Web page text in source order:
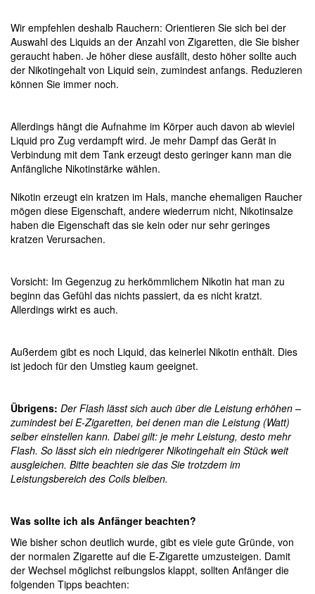
Wir empfehlen deshalb Rauchern: Orientieren Sie sich bei der
Auswahl des Liquids an der Anzahl von Zigaretten, die Sie bisher
geraucht haben. Je höher diese ausfällt, desto höher sollte auch
der Nikotingehalt von Liquid sein, zumindest anfangs. Reduzieren
können Sie immer noch.
Allerdings hängt die Aufnahme im Körper auch davon ab wieviel
Liquid pro Zug verdampft wird. Je mehr Dampf das Gerät in
Verbindung mit dem Tank erzeugt desto geringer kann man die
Anfängliche Nikotinstärke wählen.
Nikotin erzeugt ein kratzen im Hals, manche ehemaligen Raucher
mögen diese Eigenschaft, andere wiederrum nicht, Nikotinsalze
haben die Eigenschaft das sie kein oder nur sehr geringes
kratzen Verursachen.
Vorsicht: Im Gegenzug zu herkömmlichem Nikotin hat man zu
beginn das Gefühl das nichts passiert, da es nicht kratzt.
Allerdings wirkt es auch.
Außerdem gibt es noch Liquid, das keinerlei Nikotin enthält. Dies
ist jedoch für den Umstieg kaum geeignet.
Übrigens: Der Flash lässt sich auch über die Leistung erhöhen –
zumindest bei E-Zigaretten, bei denen man die Leistung (Watt)
selber einstellen kann. Dabei gilt: je mehr Leistung, desto mehr
Flash. So lässt sich ein niedrigerer Nikotingehalt ein Stück weit
ausgleichen. Bitte beachten sie das Sie trotzdem im
Leistungsbereich des Coils bleiben.
Was sollte ich als Anfänger beachten?
Wie bisher schon deutlich wurde, gibt es viele gute Gründe, von
der normalen Zigarette auf die E-Zigarette umzusteigen. Damit
der Wechsel möglichst reibungslos klappt, sollten Anfänger die
folgenden Tipps beachten: